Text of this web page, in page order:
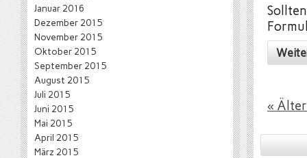
«
Januar 2016
Dezember 2015
November 2015
Oktober 2015
September 2015
August 2015
Juli 2015
Juni 2015
Mai 2015
April 2015
März 2015